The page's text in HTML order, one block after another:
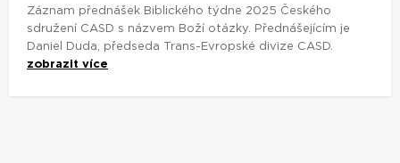
Záznam přednášek Biblického týdne 2025 Českého
sdružení CASD s názvem Boží otázky. Přednášejícím je
Daniel Duda, předseda Trans-Evropské divize CASD.
zobrazit více